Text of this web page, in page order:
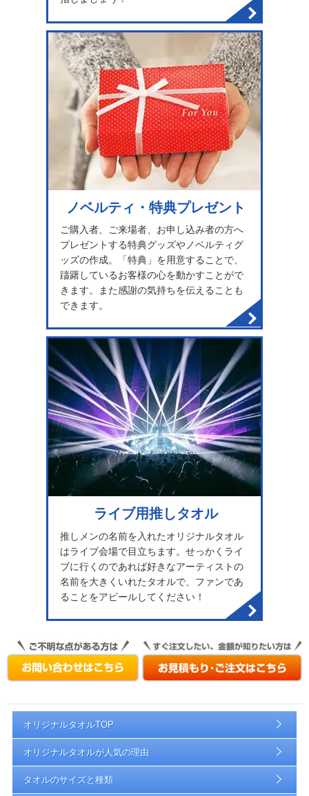
ノベルティ・特典プレゼント
ご購入者、ご来場者、お申し込み者の方へ
プレゼントする特典グッズやノベルティグ
ッズの作成。「特典」を用意することで、
躊躇しているお客様の心を動かすことがで
きます。また感謝の気持ちを伝えることも
できます。
ライブ用推しタオル
推しメンの名前を入れたオリジナルタオル
はライブ会場で目立ちます。せっかくライ
ブに行くのであれば好きなアーティストの
名前を大きくいれたタオルで、ファンであ
ることをアピールしてください！
オリジナルタオルTOP
オリジナルタオルが人気の理由
タオルのサイズと種類